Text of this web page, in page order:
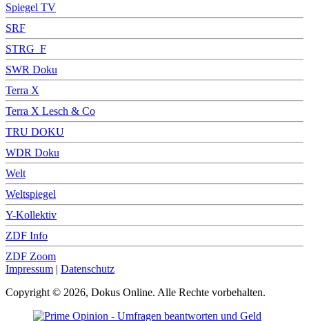
Spiegel TV
SRF
STRG_F
SWR Doku
Terra X
Terra X Lesch & Co
TRU DOKU
WDR Doku
Welt
Weltspiegel
Y-Kollektiv
ZDF Info
ZDF Zoom
Impressum | Datenschutz
Copyright © 2026, Dokus Online. Alle Rechte vorbehalten.